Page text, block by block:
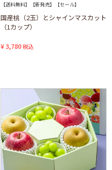
【送料無料】【新発売】【セール】
国産桃（2玉）とシャインマスカット
（1カップ）
¥3,780 税込